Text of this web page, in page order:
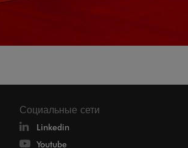
Социальные сети
Linkedin
Youtube